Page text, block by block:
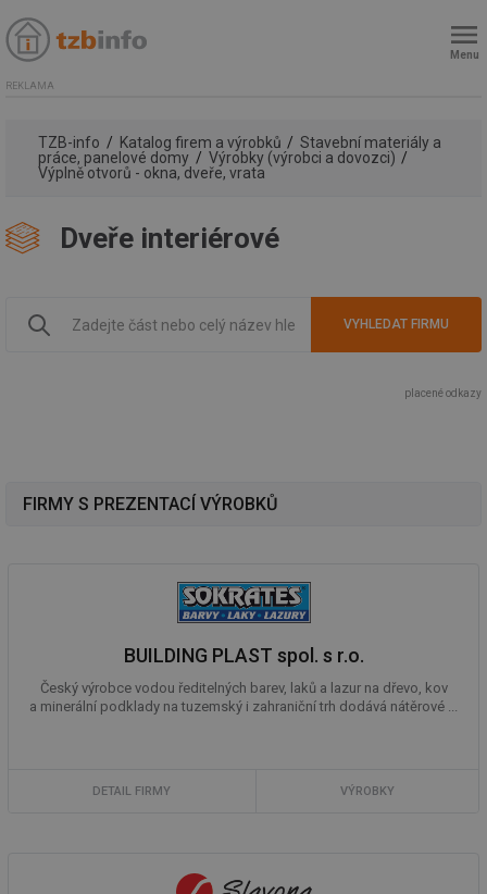
Menu
REKLAMA
TZB-info Katalog firem a výrobků
Stavební materiály a
práce, panelové domy
Výrobky (výrobci a dovozci)
Výplně otvorů - okna, dveře, vrata
Dveře interiérové
placené odkazy
FIRMY S PREZENTACÍ VÝROBKŮ
BUILDING PLAST spol. s r.o.
Český výrobce vodou ředitelných barev, laků a lazur na dřevo, kov
a minerální podklady na tuzemský i zahraniční trh dodává nátěrové ...
DETAIL FIRMY VÝROBKY